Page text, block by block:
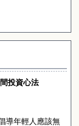
投資心法
導年輕人應該無